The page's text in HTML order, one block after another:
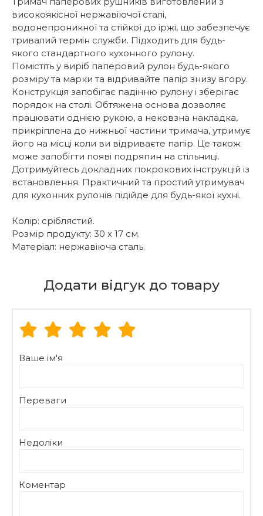
високоякісної нержавіючої сталі,
водонепроникної та стійкої до іржі, що забезпечує
тривалий термін служби. Підходить для будь-
якого стандартного кухонного рулону.
Помістіть у виріб паперовий рулон будь-якого
розміру та марки та відривайте папір знизу вгору.
Конструкція запобігає падінню рулону і зберігає
порядок на столі. Обтяжена основа дозволяє
працювати однією рукою, а нековзна накладка,
прикріплена до нижньої частини тримача, утримує
його на місці коли ви відриваєте папір. Це також
може запобігти появі подряпин на стільниці.
Дотримуйтесь докладних покрокових інструкцій із
встановлення. Практичний та простий утримувач
для кухонних рулонів підійде для будь-якої кухні.
Колір: сріблястий.
Розмір продукту: 30 x 17 см.
Матеріал: нержавіюча сталь.
Додати відгук до товару
Ваше ім'я
Переваги
Недоліки
Коментар